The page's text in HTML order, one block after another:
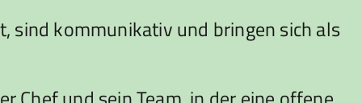
sind kommunikativ und bringen sich als